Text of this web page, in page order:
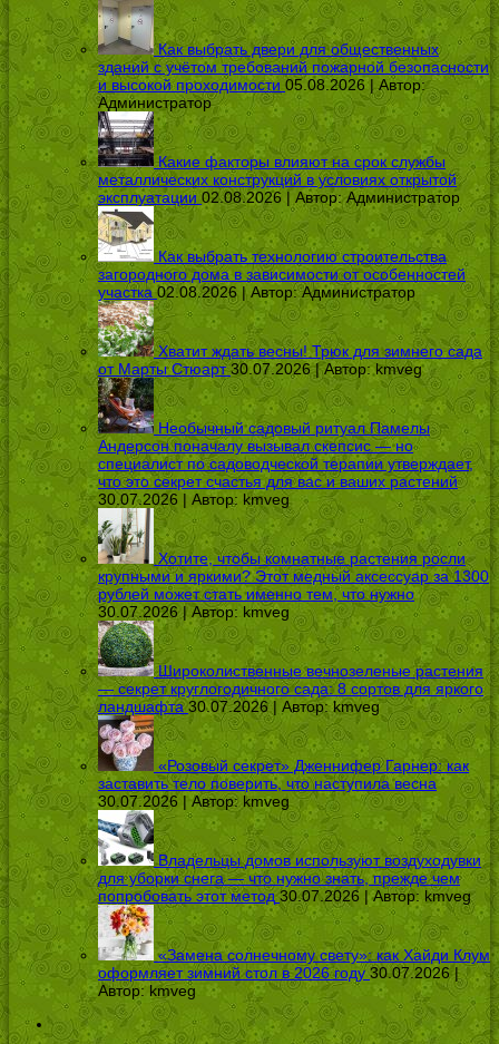
Как выбрать двери для общественных
зданий с учётом требований пожарной безопасности
и высокой проходимости 05.08.2026 | Автор:
Администратор
Какие факторы влияют на срок службы
металлических конструкций в условиях открытой
эксплуатации 02.08.2026 | Автор:Администратор
Как выбрать технологию строительства
загородного дома в зависимости от особенностей
участка 02.08.2026 | Автор:Администратор
Хватит ждать весны! Трюк для зимнего сада
от Марты Стюарт 30.07.2026 | Автор:kmveg
Необычный садовый ритуал Памелы
Андерсон поначалу вызывал скепсис — но
специалист по садоводческой терапии утверждает,
что это секрет счастья для вас и ваших растений
30.07.2026 | Автор: kmveg
Хотите, чтобы комнатные растения росли
крупными и яркими? Этот медный аксессуар за 1300
рублей может стать именно тем, что нужно
30.07.2026 | Автор: kmveg
Широколиственные вечнозеленые растения
— секрет круглогодичного сада: 8 сортов для яркого
ландшафта 30.07.2026 | Автор:kmveg
«Розовый секрет» Дженнифер Гарнер: как
заставить тело поверить, что наступила весна
30.07.2026 | Автор: kmveg
Владельцы домов используют воздуходувки
для уборки снега — что нужно знать, прежде чем
попробовать этот метод 30.07.2026 | Автор: kmveg
«Замена солнечному свету»: как Хайди Клум
оформляет зимний стол в 2026 году 30.07.2026 |
Автор:kmveg